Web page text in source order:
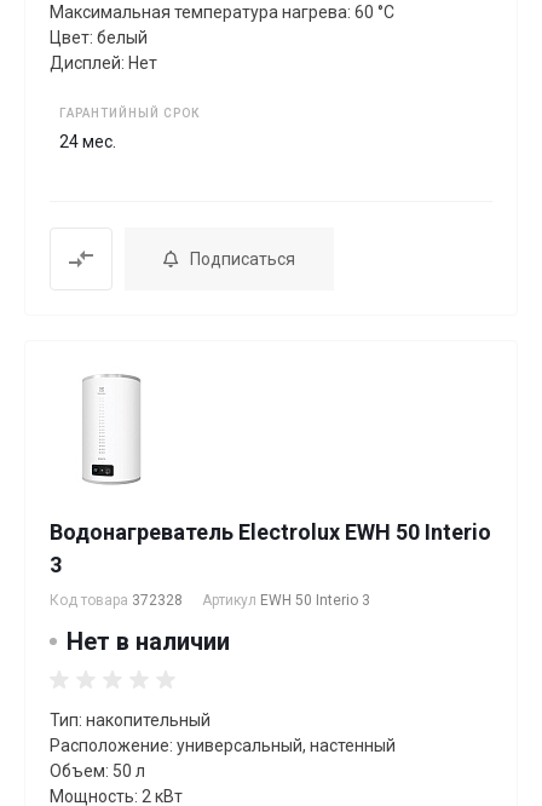
Максимальная температура нагрева: 60 °C
Цвет: белый
Дисплей: Нет
ГАРАНТИЙНЫЙ СРОК
24 мес.
Подписаться
Водонагреватель Electrolux EWH 50 Interio
3
Код товара 372328 Артикул EWH 50 Interio 3
Нет в наличии
Тип: накопительный
Расположение: универсальный, настенный
Объем: 50 л
Мощность: 2 кВт